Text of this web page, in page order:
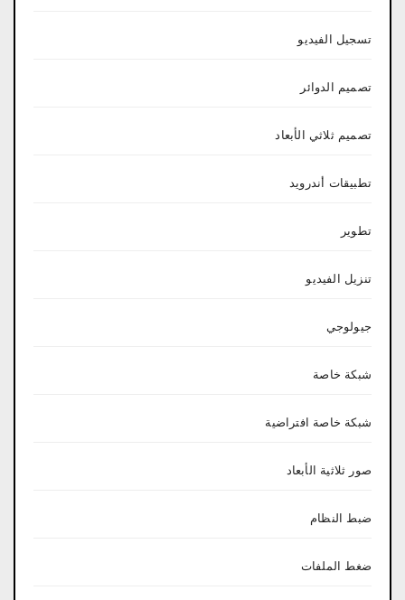
تسجيل الفيديو
تصميم الدوائر
تصميم ثلاثي الأبعاد
تطبيقات أندرويد
تطوير
تنزيل الفيديو
جيولوجي
شبكة خاصة
شبكة خاصة افتراضية
صور ثلاثية الأبعاد
ضبط النظام
ضغط الملفات